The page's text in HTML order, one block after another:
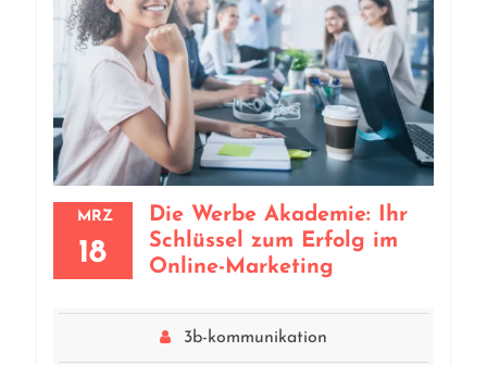
MRZ
18
Die Werbe Akademie: Ihr
Schlüssel zum Erfolg im
Online-Marketing
3b-kommunikation